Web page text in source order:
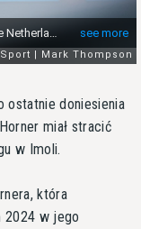
ostatnie doniesienia
miał stracić
w Imoli.
która
2024 w jego